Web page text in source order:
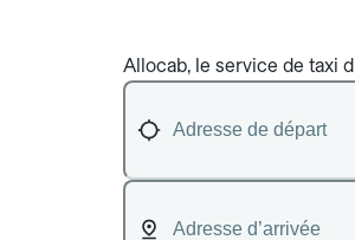
Allocab, le service de taxi